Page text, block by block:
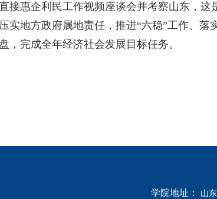
惠企利民工作视频座谈会并考察山东，这
地方政府属地责任，推进“六稳”工作、落
，完成全年经济社会发展目标任务。
学院地址： 山